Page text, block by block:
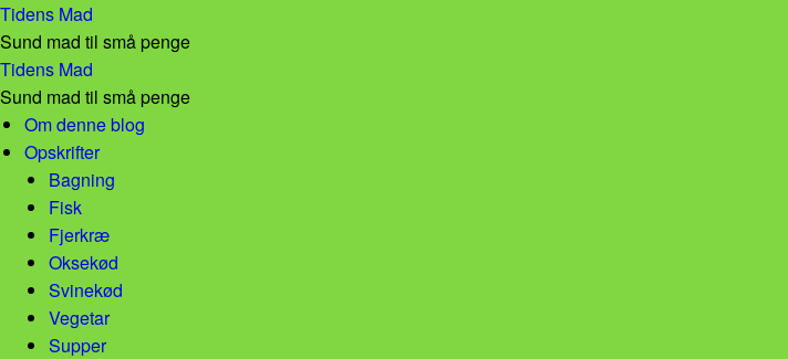
Tidens Mad
Sund mad til små penge
Screenshot_20191013-140804.png – Tidens Mad
Tidens Mad
Sund mad til små penge
Skip to content
Om denne blog
Opskrifter
Bagning
Fisk
Fjerkræ
Oksekød
Svinekød
Vegetar
Supper